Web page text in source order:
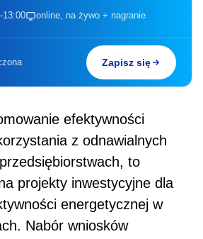
13:00 online, na żywo + nagranie
Zapisz się
efektywności
z odnawialnych
to
projekty inwestycyjne dla
energetycznej w
Nabór wniosków